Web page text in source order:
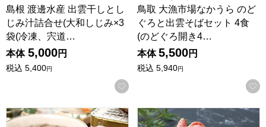
島根 渡邊水産 出雲干しとし
じみ汁詰合せ(大和しじみ×3
袋(冷凍、宍道…
本体 5,000円
税込 5,400円
お気に入りに登録する
鳥取 大漁市場なかうら のど
ぐろと出雲そばセット 4食
(のどぐろ開き4…
本体 5,500円
税込 5,940円
鳥取 大漁市場なかうら のどぐろと出雲そばセット 2食(の
島根 しまね和牛 A4等級赤身